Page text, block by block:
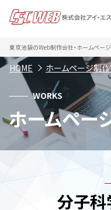
東京池袋のWeb制作会社・ホームペー
HOME ホームページ制
WORKS
ホームペー
分子